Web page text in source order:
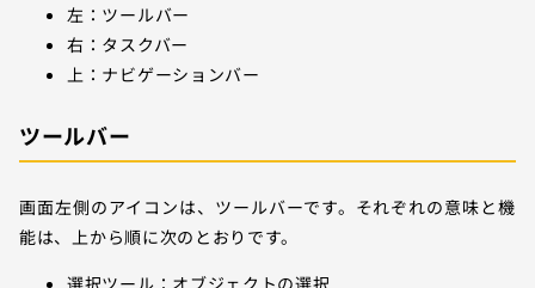
左：ツールバー
右：タスクバー
上：ナビゲーションバー
ツールバー
画面左側のアイコンは、ツールバーです。それぞれの意味と機
能は、上から順に次のとおりです。
選択ツール：オブジェクトの選択